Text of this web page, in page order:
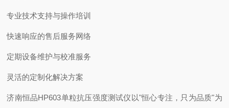
专业技术支持与操作培训
快速响应的售后服务网络
定期设备维护与校准服务
灵活的定制化解决方案
济南恒品HP603单粒抗压强度测试仪以"恒心专注，只为品质"为